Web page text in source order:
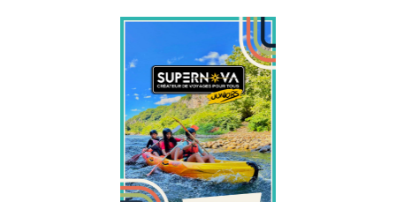
Les vacances scolaires, c'est l'occasion de sortir de son
quotidien et de se créer de merveilleux souvenirs entre
En bref, des activités pour tous les âges qui
permettent d'apprendre plein de nouvelles choses et